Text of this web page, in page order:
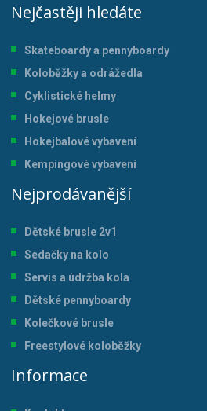
Nejčastěji hledáte
Skateboardy a pennyboardy
Koloběžky a odrážedla
Cyklistické helmy
Hokejové brusle
Hokejbalové vybavení
Kempingové vybavení
Nejprodávanější
Dětské brusle 2v1
Sedačky na kolo
Servis a údržba kola
Dětské pennyboardy
Kolečkové brusle
Freestylové koloběžky
Informace